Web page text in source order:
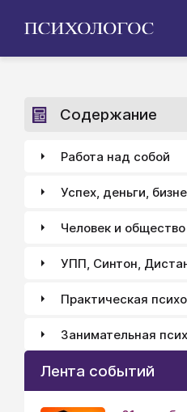
Содержание
Работа над собой
Успех, деньги,
Человек и общество
УПП, Синтон,
Практическая
Занимательная
Лента событий